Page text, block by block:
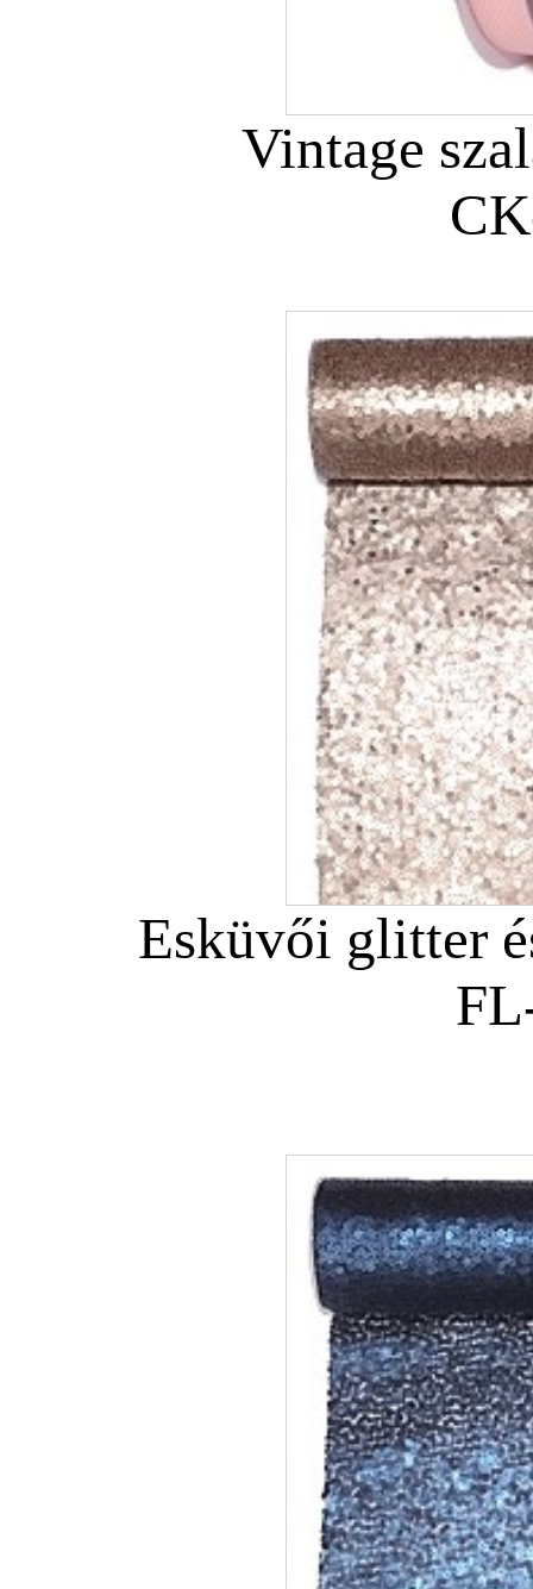
Vintage
Esküvői glitter